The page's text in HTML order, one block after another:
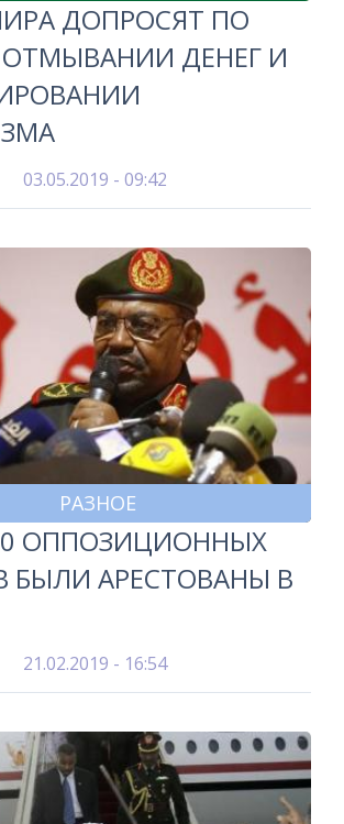
ДОПРОСЯТ ПО
ДЕНЕГ И
03.05.2019 - 09:42
РАЗНОЕ
ОППОЗИЦИОННЫХ
БЫЛИ АРЕСТОВАНЫ В
21.02.2019 - 16:54